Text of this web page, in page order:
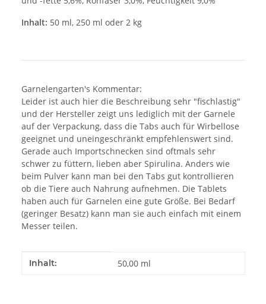
Inhalt: 50 ml, 250 ml oder 2 kg
Garnelengarten's Kommentar:
Leider ist auch hier die Beschreibung sehr "fischlastig"
und der Hersteller zeigt uns lediglich mit der Garnele
auf der Verpackung, dass die Tabs auch für Wirbellose
geeignet und uneingeschränkt empfehlenswert sind.
Gerade auch Importschnecken sind oftmals sehr
schwer zu füttern, lieben aber Spirulina. Anders wie
beim Pulver kann man bei den Tabs gut kontrollieren
ob die Tiere auch Nahrung aufnehmen. Die Tablets
haben auch für Garnelen eine gute Größe. Bei Bedarf
(geringer Besatz) kann man sie auch einfach mit einem
Messer teilen.
Produkteigenschaft
Wert
Inhalt: 50,00 ml